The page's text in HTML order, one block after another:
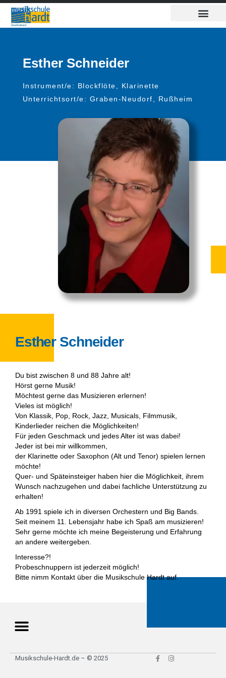
springen
Zum
Inhalt
springen
Esther Schneider
Instrument/e: Blockflöte, Klarinette
Unterrichtsort/e: Graben-Neudorf, Rußheim
Esther Schneider
Du bist zwischen 8 und 88 Jahre alt!
Hörst gerne Musik!
Möchtest gerne das Musizieren erlernen!
Vieles ist möglich!
Von Klassik, Pop, Rock, Jazz, Musicals, Filmmusik,
Kinderlieder reichen die Möglichkeiten!
Für jeden Geschmack und jedes Alter ist was dabei!
Jeder ist bei mir willkommen,
der Klarinette oder Saxophon (Alt und Tenor) spielen lernen
möchte!
Quer- und Späteinsteiger haben hier die Möglichkeit, ihrem
Wunsch nachzugehen und dabei fachliche Unterstützung zu
erhalten!
Ab 1991 spiele ich in diversen Orchestern und Big Bands.
Seit meinem 11. Lebensjahr habe ich Spaß am musizieren!
Sehr gerne möchte ich meine Begeisterung und Erfahrung
an andere weitergeben.
Interesse?!
Probeschnuppern ist jederzeit möglich!
Bitte nimm Kontakt über die Musikschule Hardt auf.
Musikschule-Hardt.de – © 2025
F
a
I
n